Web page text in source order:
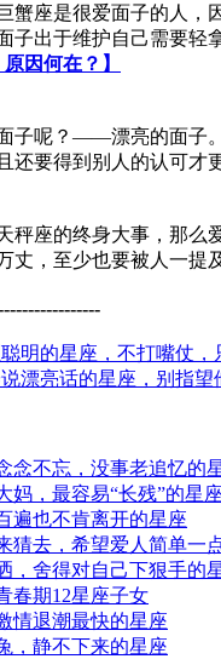
蟹座是很爱面子的人，
子出于维护自己需要轻
因何在？】
子呢？——漂亮的面子
还要得到别人的认可才
秤座的终身大事，那么
丈，至少也要被人一
明的星座，不打嘴仗，
漂亮话的星座，别指望
念不忘，没事老追忆的
妈，最容易“长残”的星座
遍也不肯离开的星座
猜去，希望爱人简单一
，舍得对自己下狠手的
春期12星座子女
情退潮最快的星座
，静不下来的星座